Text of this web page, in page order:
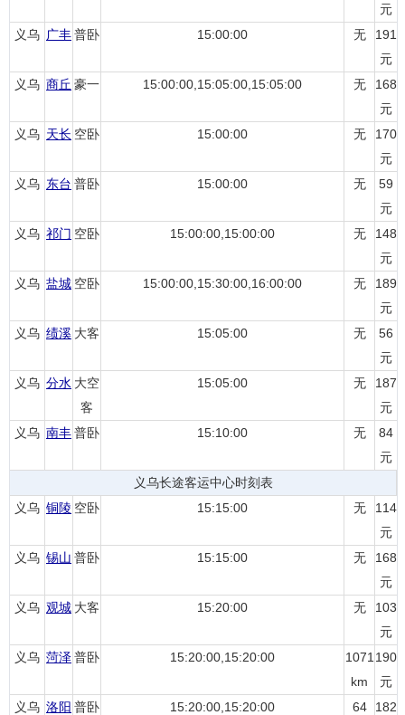
元
义乌 广丰普卧 15:00:00 无
191
元
义乌 商丘 豪一 15:00:00,15:05:00,15:05:00 无
168
元
义乌 天长 空卧 15:00:00 无
170
元
义乌 东台 普卧 15:00:00 无
59
元
义乌 祁门 空卧 15:00:00,15:00:00 无
148
元
义乌 盐城 空卧 15:00:00,15:30:00,16:00:00 无
189
元
义乌 绩溪 大客 15:05:00 无
56
元
义乌 分水 大空
客
15:05:00 无
187
元
义乌 南丰普卧 15:10:00 无
84
元
义乌长途客运中心时刻表
义乌 铜陵 空卧 15:15:00 无
114
元
义乌 锡山 普卧 15:15:00 无
168
元
义乌 观城 大客 15:20:00 无
103
元
义乌 菏泽普卧 15:20:00,15:20:00
1071
km
190
元
义乌 洛阳 普卧 15:20:00,15:20:00
64
182